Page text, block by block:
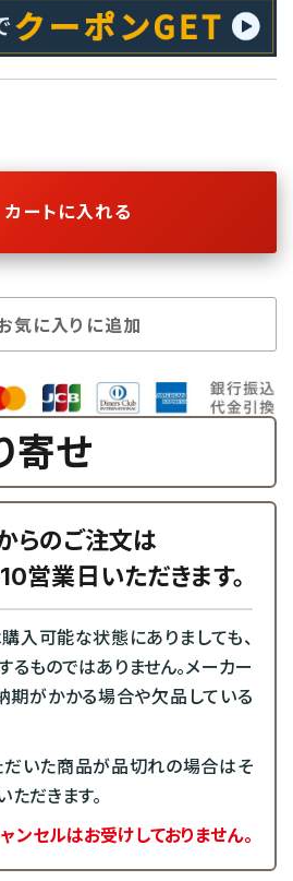
カートに入れる
気に入りに追加
寄せ
らのご注文は
営業日いただきます。
入可能な状態にありましても、
るものではありません。メーカー
期がかかる場合や欠品している
いた商品が品切れの場合はそ
だきます。
セルはお受けしておりません。